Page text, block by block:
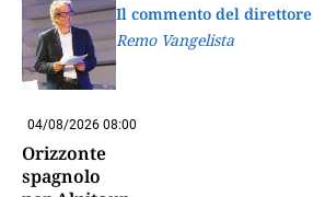
Il commento del direttore
Remo Vangelista
04/08/2026 08:00
Orizzonte
spagnolo